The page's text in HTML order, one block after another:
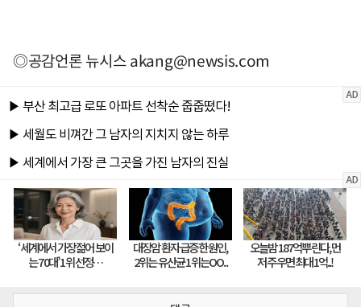
◎공감언론 뉴시스akang@newsis.com